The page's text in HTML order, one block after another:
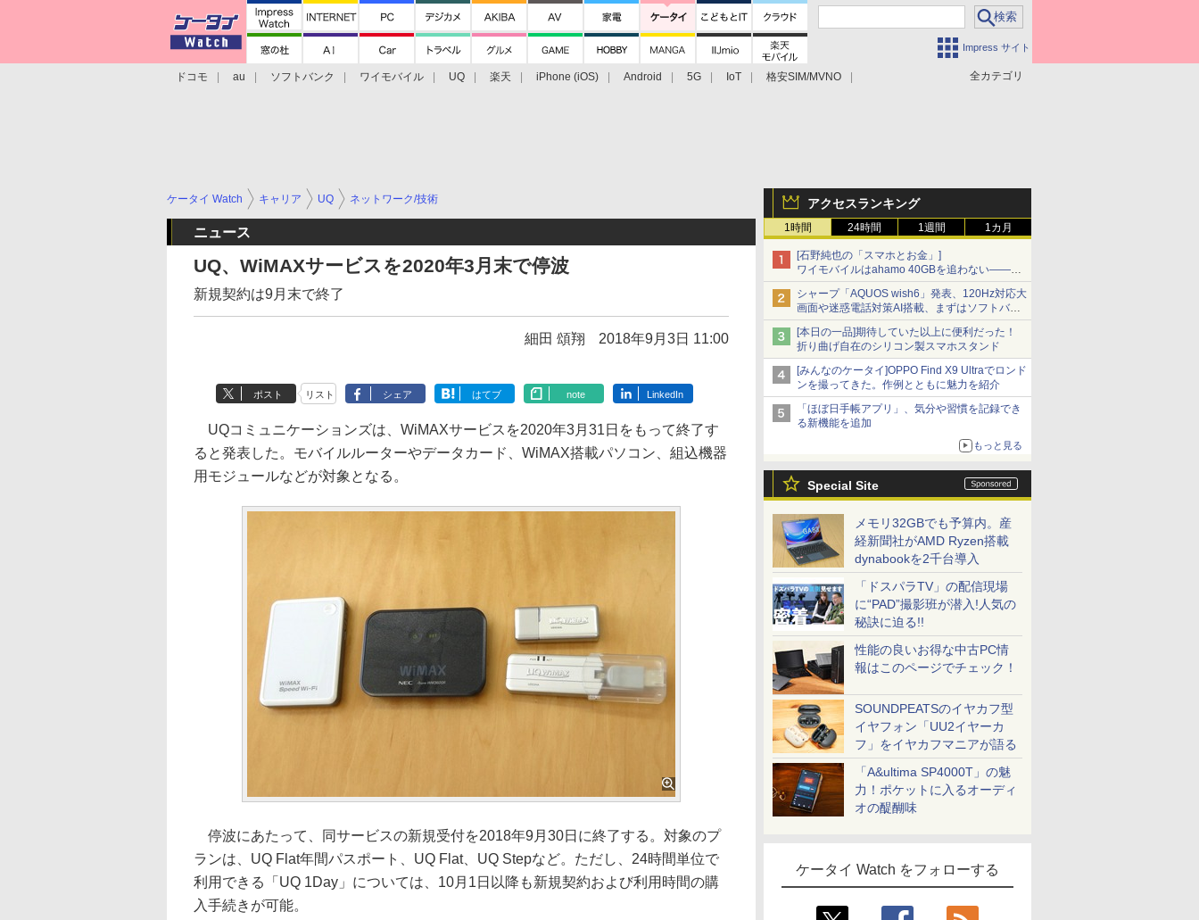
Impress サイト
全カテゴリ
ドコモ au ソフトバンク ワイモバイル UQ 楽天 iPhone (iOS) Android 5G IoT
格安SIM/MVNO
アクセスランキング
1時間 24時間 1週間 1カ月
[石野純也の「スマホとお金」]
ワイモバイルはahamo 40GBを追わない――単
身向け「超おトク割」の安さと1年限定の注意
点
シャープ「AQUOS wish6」発表、120Hz対応大
画面や迷惑電話対策AI搭載、まずはソフトバン
クの法人向け
[本日の一品]期待していた以上に便利だった！
折り曲げ自在のシリコン製スマホスタンド
[みんなのケータイ]OPPO Find X9 Ultraでロンド
ンを撮ってきた。作例とともに魅力を紹介
「ほぼ日手帳アプリ」、気分や習慣を記録でき
る新機能を追加
もっと見る
Special Site
メモリ32GBでも予算内。産
経新聞社がAMD Ryzen搭載
dynabookを2千台導入
「ドスパラTV」の配信現場
に“PAD”撮影班が潜入!人気の
秘訣に迫る!!
性能の良いお得な中古PC情
報はこのページでチェック！
SOUNDPEATSのイヤカフ型
イヤフォン「UU2イヤーカ
フ」をイヤカフマニアが語る
「A&ultima SP4000T」の魅
力！ポケットに入るオーディ
オの醍醐味
ケータイ Watch をフォローする
ケータイ Watch キャリア UQ ネットワーク/技術
ニュース
UQ、WiMAXサービスを2020年3月末で停波
新規契約は9月末で終了
細田 頌翔 2018年9月3日 11:00
ポスト リスト シェア はてブ note LinkedIn
UQコミュニケーションズは、WiMAXサービスを2020年3月31日をもって終了す
ると発表した。モバイルルーターやデータカード、WiMAX搭載パソコン、組込機器
用モジュールなどが対象となる。
停波にあたって、同サービスの新規受付を2018年9月30日に終了する。対象のプ
ランは、UQ Flat年間パスポート、UQ Flat、UQ Stepなど。ただし、24時間単位で
利用できる「UQ 1Day」については、10月1日以降も新規契約および利用時間の購
入手続きが可能。